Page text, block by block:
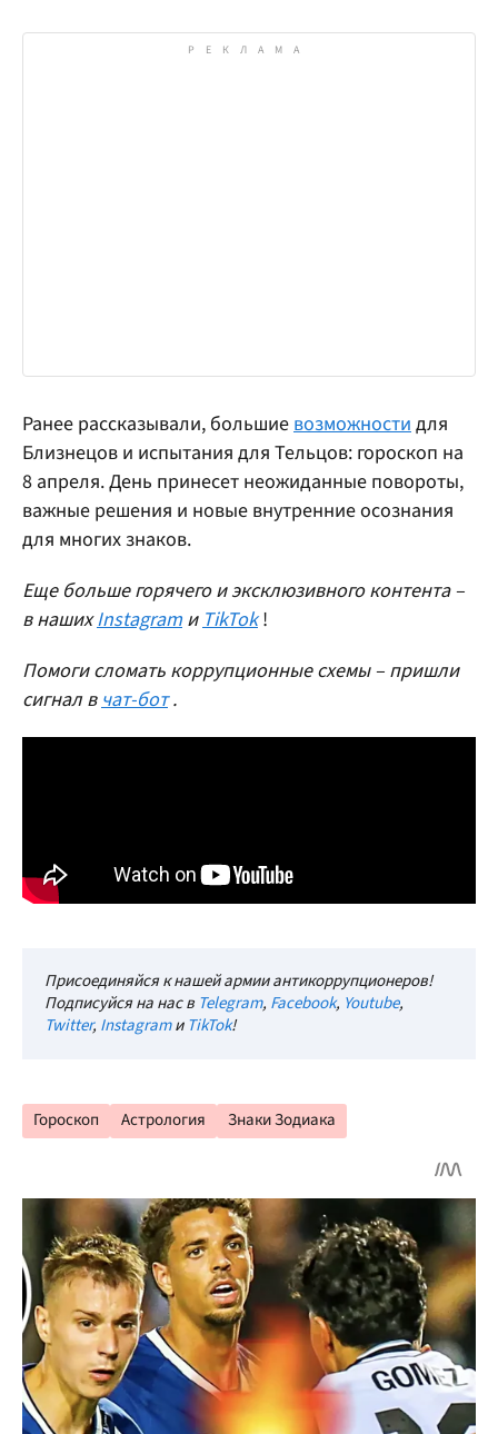
Ранее рассказывали, большиевозможностидля
Близнецов и испытания для Тельцов: гороскоп на
8 апреля. День принесет неожиданные повороты,
важные решения и новые внутренние осознания
для многих знаков.
Еще больше горячего и эксклюзивного контента –
в нашихInstagram иTikTok!
Помоги сломать коррупционные схемы – пришли
сигнал вчат-бот .
Присоединяйся к нашей армии антикоррупционеров!
Подписуйся на нас в Telegram, Facebook, Youtube,
Twitter, InstagramиTikTok!
Гороскоп Астрология Знаки Зодиака